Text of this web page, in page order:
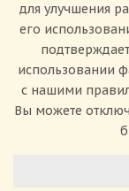
Приемная
для улучшения
его
использовании
с нашими
Вы можете